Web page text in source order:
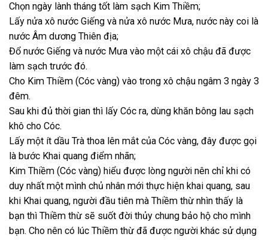
Chọn ngày lành tháng tốt làm sạch Kim Thiềm;
Lấy nửa xô nước Giếng và nửa xô nước Mưa, nước này coi là
nước Âm dương Thiên địa;
Đổ nước Giếng và nước Mưa vào một cái xô chậu đã được
làm sạch trước đó.
Cho Kim Thiềm (Cóc vàng) vào trong xô chậu ngâm 3 ngày 3
đêm.
Sau khi đủ thời gian thì lấy Cóc ra, dùng khăn bông lau sạch
khô cho Cóc.
Lấy một ít dầu Trà thoa lên mắt của Cóc vàng, đây được gọi
là bước Khai quang điểm nhãn;
Kim Thiềm (Cóc vàng) hiểu được lòng người nên chỉ khi có
duy nhất một mình chủ nhân mới thực hiện khai quang, sau
khi Khai quang, người đầu tiên mà Thiềm thừ nhìn thấy là
bạn thì Thiềm thừ sẽ suốt đời thủy chung bảo hộ cho mình
bạn. Cho nên có lúc Thiềm thừ đã được người khác sử dụng